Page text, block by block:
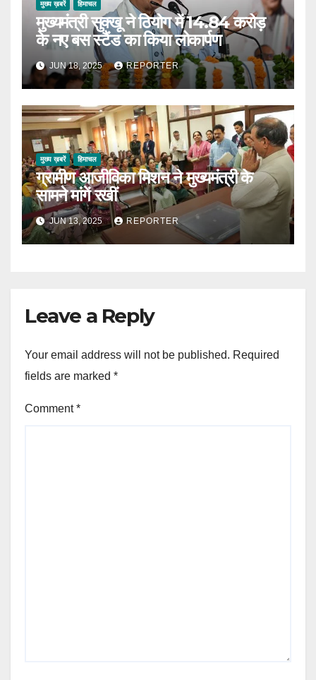
मुख्य ख़बरें हिमाचल
मुख्यमंत्री सुक्खू ने ठियोग में 14.84 करोड़
के नए बस स्टैंड का किया लोकार्पण
JUN 18, 2025 REPORTER
मुख्य ख़बरें हिमाचल
ग्रामीण आजीविका मिशन ने मुख्यमंत्री के
सामने मांगें रखीं
JUN 13, 2025 REPORTER
Leave a Reply
Your email address will not be published. Required
fields are marked *
Comment*